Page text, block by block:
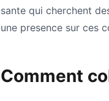
sante qui cherchent
une presence sur ces
Comment